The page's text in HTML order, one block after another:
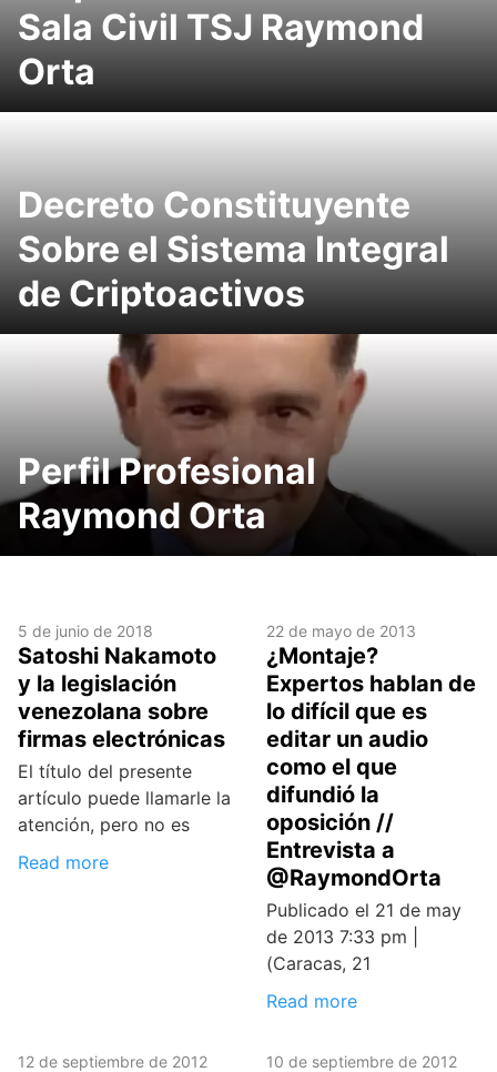
Sala Civil TSJ Raymond
Orta
Decreto Constituyente
Sobre el Sistema Integral
de Criptoactivos
Perfil Profesional
Raymond Orta
5 de junio de 2018
Satoshi Nakamoto
y la legislación
venezolana sobre
firmas electrónicas
El título del presente
artículo puede llamarle la
atención, pero no es
Read more
22 de mayo de 2013
¿Montaje?
Expertos hablan de
lo difícil que es
editar un audio
como el que
difundió la
oposición //
Entrevista a
@RaymondOrta
Publicado el 21 de may
de 2013 7:33 pm |
(Caracas, 21
Read more
12 de septiembre de 2012 10 de septiembre de 2012